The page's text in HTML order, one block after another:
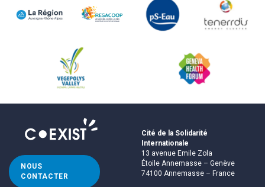
NOUS
CONTACTER
Cité de la Solidarité
Internationale
13 avenue Emile Zola
Étoile Annemasse – Genève
74100 Annemasse – France